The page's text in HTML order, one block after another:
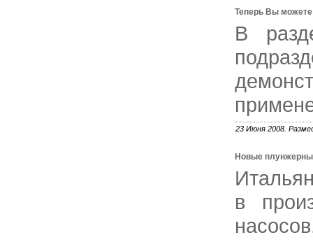
Теперь Вы можете
В
23 Июня 2008.
Новые
в